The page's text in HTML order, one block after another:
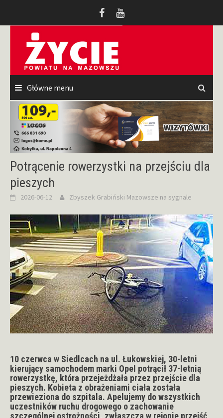
Główne menu
Potrącenie rowerzystki na przejściu dla
pieszych
2026-06-12 Zbyszek Grabiński Mazowsze na sygnale
10 czerwca w Siedlcach na ul. Łukowskiej, 30-letni
kierujący samochodem marki Opel potrącił 37-letnią
rowerzystkę, która przejeżdżała przez przejście dla
pieszych. Kobieta z obrażeniami ciała została
przewieziona do szpitala. Apelujemy do wszystkich
uczestników ruchu drogowego o zachowanie
szczególnej ostrożności, zwłaszcza w rejonie przejść